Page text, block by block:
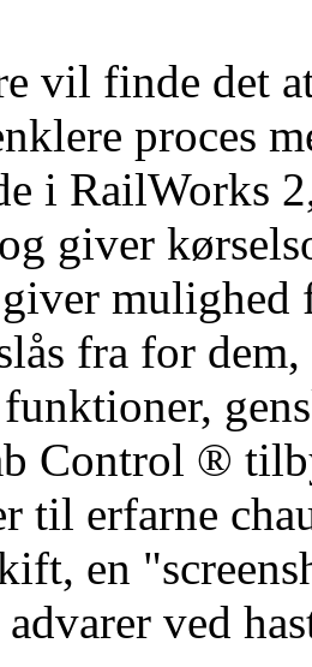
vil finde det
proces
i RailWorks
giver
mulighed
fra for
funktioner,
Control ®
til erfarne
en
advarer ved